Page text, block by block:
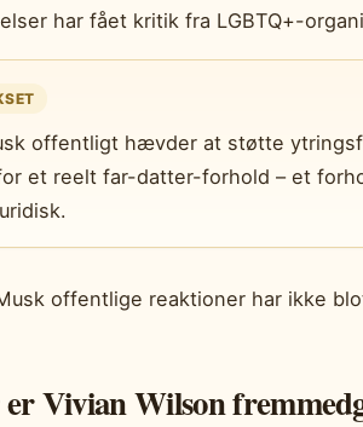
har fået kritik fra LGBTQ+-
offentligt hævder at støtte
et reelt far-datter-forhold – et
offentlige reaktioner har ikke
Vivian Wilson